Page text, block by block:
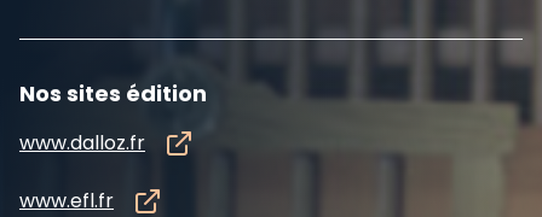
Nos sites édition
www.dalloz.fr
www.efl.fr